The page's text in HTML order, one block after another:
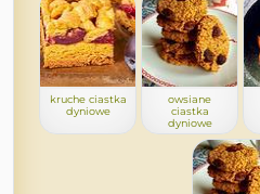
kruche ciastka
dyniowe
owsiane
ciastka
dyniowe